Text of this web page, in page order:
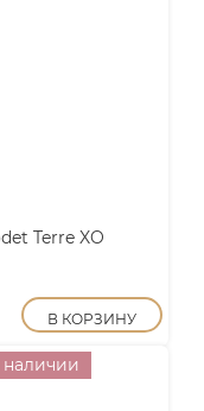
Terre XO
В КОРЗИНУ